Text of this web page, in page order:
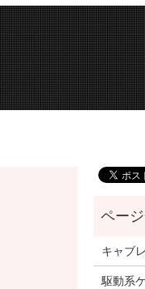
キャブ
駆動系